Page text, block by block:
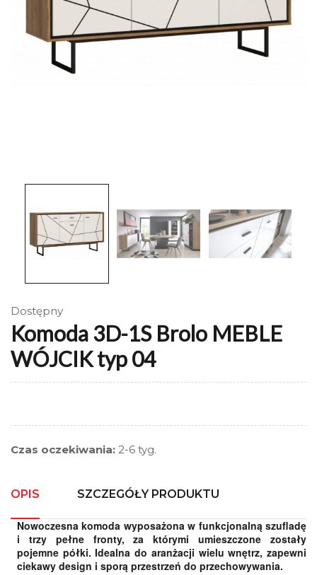
Dostępny
Komoda 3D-1S Brolo MEBLE
WÓJCIK typ 04
Czas oczekiwania: 2-6 tyg.
OPIS SZCZEGÓŁY PRODUKTU
Nowoczesna komoda wyposażona w funkcjonalną szufladę
i trzy pełne fronty, za którymi umieszczone zostały
pojemne półki. Idealna do aranżacji wielu wnętrz, zapewni
ciekawy design i sporą przestrzeń do przechowywania.